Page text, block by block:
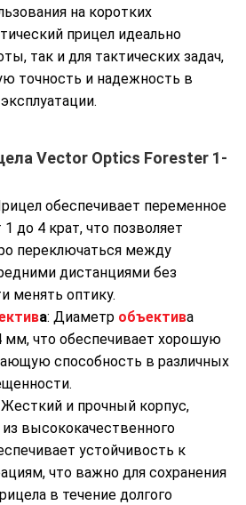
на коротких
прицел идеально
так и для тактических задач,
точность и надежность в
Vector Optics Forester 1-
обеспечивает переменное
до 4 крат, что позволяет
переключаться между
дистанциями без
менять оптику.
а: Диаметр объектива
мм, что обеспечивает хорошую
способность в различных
Жесткий и прочный корпус,
высококачественного
устойчивость к
что важно для сохранения
в течение долгого